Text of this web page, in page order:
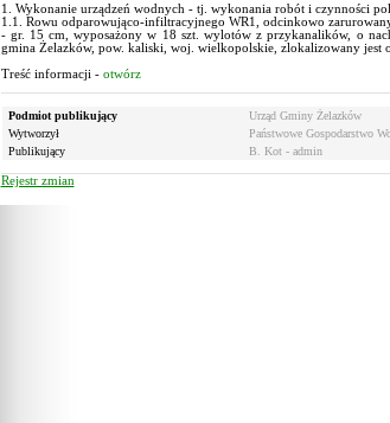
1. Wykonanie urządzeń wodnych - tj. wykonania robót i czynności
1.1. Rowu odparowująco-infiltracyjnego WR1, odcinkowo
- gr. 15 cm, wyposażony w 18 szt. wylotów z przykanalików, o
gmina Żelazków, pow. kaliski, woj. wielkopolskie, zlokalizowany
Treść informacji - otwórz
Podmiot publikujący
Urząd Gminy Żelazków
Wytworzył
Państwowe Gospodarstwo
Publikujący
B. Kot - admin
Rejestr zmian